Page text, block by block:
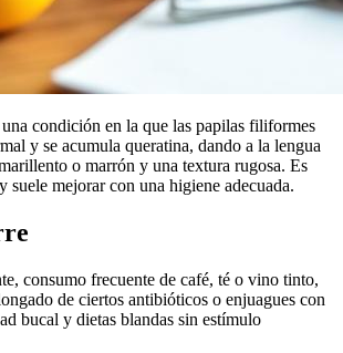
condición en la que las papilas filiformes
y se acumula queratina, dando a la lengua
o marrón y una textura rugosa. Es
suele mejorar con una higiene adecuada.
consumo frecuente de café, té o vino tinto,
de ciertos antibióticos o enjuagues con
bucal y dietas blandas sin estímulo